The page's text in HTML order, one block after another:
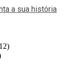
a sua história
12